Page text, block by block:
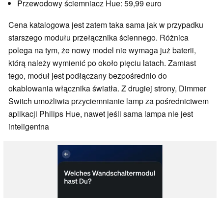
Przewodowy ściemniacz Hue: 59,99 euro
Cena katalogowa jest zatem taka sama jak w przypadku
starszego modułu przełącznika ściennego. Różnica
polega na tym, że nowy model nie wymaga już baterii,
którą należy wymienić po około pięciu latach. Zamiast
tego, moduł jest podłączany bezpośrednio do
okablowania włącznika światła. Z drugiej strony, Dimmer
Switch umożliwia przyciemnianie lamp za pośrednictwem
aplikacji Philips Hue, nawet jeśli sama lampa nie jest
inteligentna